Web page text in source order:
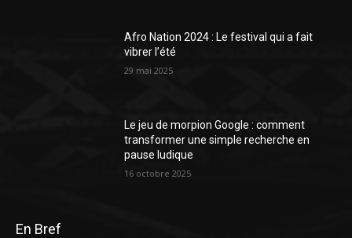
Afro Nation 2024 : Le festival qui a fait
vibrer l’été
29 mai 2025
Le jeu de morpion Google : comment
transformer une simple recherche en
pause ludique
16 octobre 2025
En Bref